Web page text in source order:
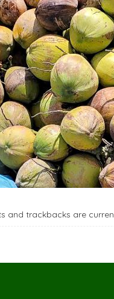
and trackbacks are